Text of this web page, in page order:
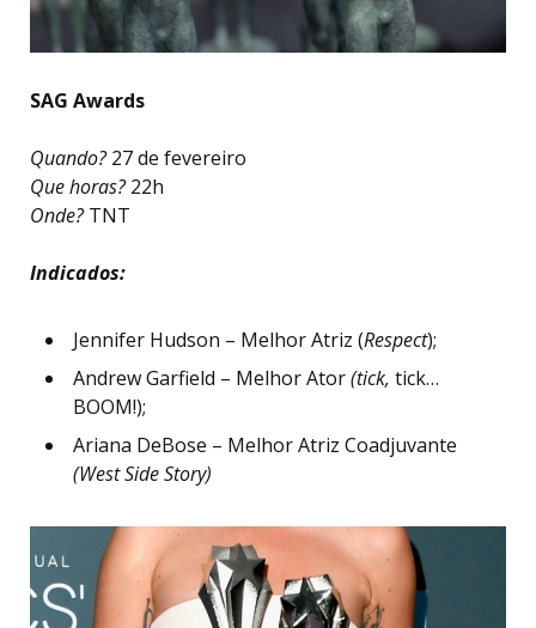
SAG Awards
Quando?27 de fevereiro
Que horas?22h
Onde?TNT
Indicados:
Jennifer Hudson – Melhor Atriz (Respect);
Andrew Garfield – Melhor Ator(tick, tick…
BOOM!);
Ariana DeBose – Melhor Atriz Coadjuvante
(West Side Story)